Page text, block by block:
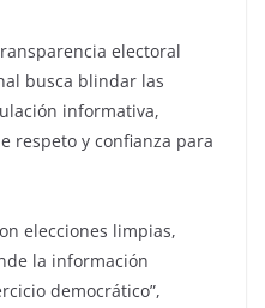
electoral
busca blindar las
informativa,
respeto y confianza para
elecciones limpias,
la información
democrático”,